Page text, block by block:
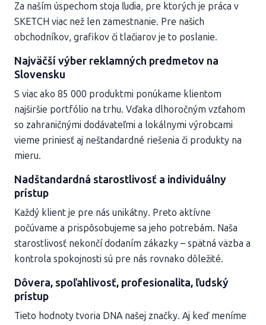
Za naším úspechom stoja ľudia, pre ktorých je práca v
SKETCH viac než len zamestnanie. Pre našich
obchodníkov, grafikov či tlačiarov je to poslanie.
Najväčší výber reklamných predmetov na
Slovensku
S viac ako 85 000 produktmi ponúkame klientom
najširšie portfólio na trhu. Vďaka dlhoročným vzťahom
so zahraničnými dodávateľmi a lokálnymi výrobcami
vieme priniesť aj neštandardné riešenia či produkty na
mieru.
Nadštandardná starostlivosť a individuálny
prístup
Každý klient je pre nás unikátny. Preto aktívne
počúvame a prispôsobujeme sa jeho potrebám. Naša
starostlivosť nekončí dodaním zákazky – spätná väzba a
kontrola spokojnosti sú pre nás rovnako dôležité.
Dôvera, spoľahlivosť, profesionalita, ľudský
prístup
Tieto hodnoty tvoria DNA našej značky. Aj keď meníme